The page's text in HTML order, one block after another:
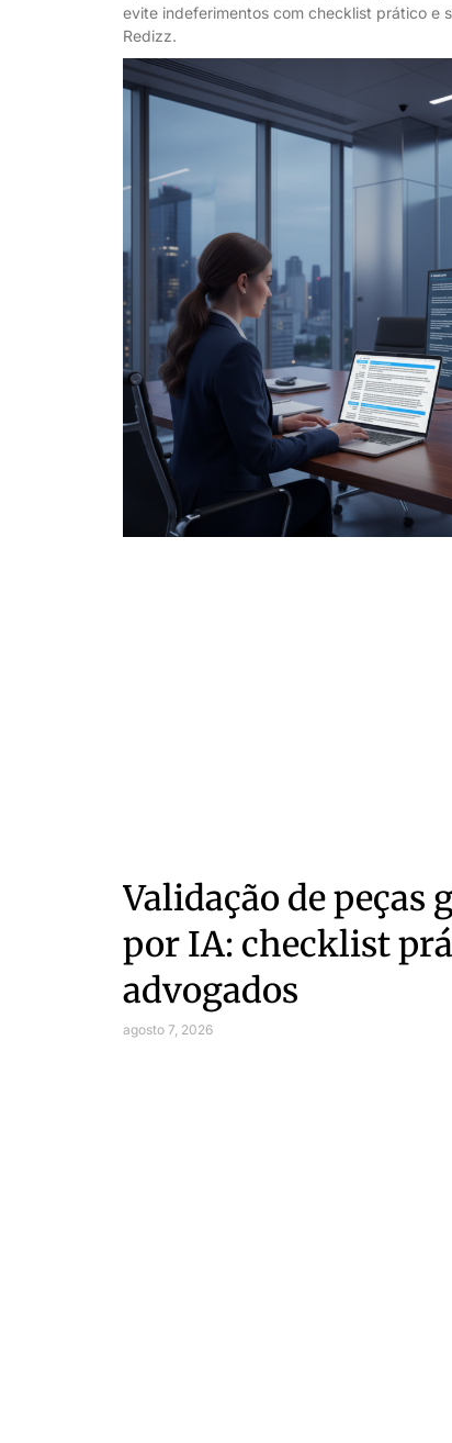
evite indeferimentos com checklist prático e
Redizz.
Validação de peças
por IA: checklist
advogados
agosto 7, 2026